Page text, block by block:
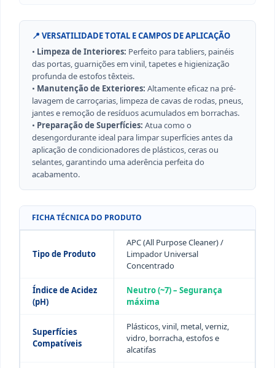
📍 VERSATILIDADE TOTAL E CAMPOS DE APLICAÇÃO
• Limpeza de Interiores: Perfeito para tabliers, painéis
das portas, guarnições em vinil, tapetes e higienização
profunda de estofos têxteis.
• Manutenção de Exteriores: Altamente eficaz na pré-
lavagem de carroçarias, limpeza de cavas de rodas, pneus,
jantes e remoção de resíduos acumulados em borrachas.
• Preparação de Superfícies: Atua como o
desengordurante ideal para limpar superfícies antes da
aplicação de condicionadores de plásticos, ceras ou
selantes, garantindo uma aderência perfeita do
acabamento.
FICHA TÉCNICA DO PRODUTO
Tipo de Produto
APC (All Purpose Cleaner) /
Limpador Universal
Concentrado
Índice de Acidez
(pH)
Neutro (~7) – Segurança
máxima
Superfícies
Compatíveis
Plásticos, vinil, metal, verniz,
vidro, borracha, estofos e
alcatifas